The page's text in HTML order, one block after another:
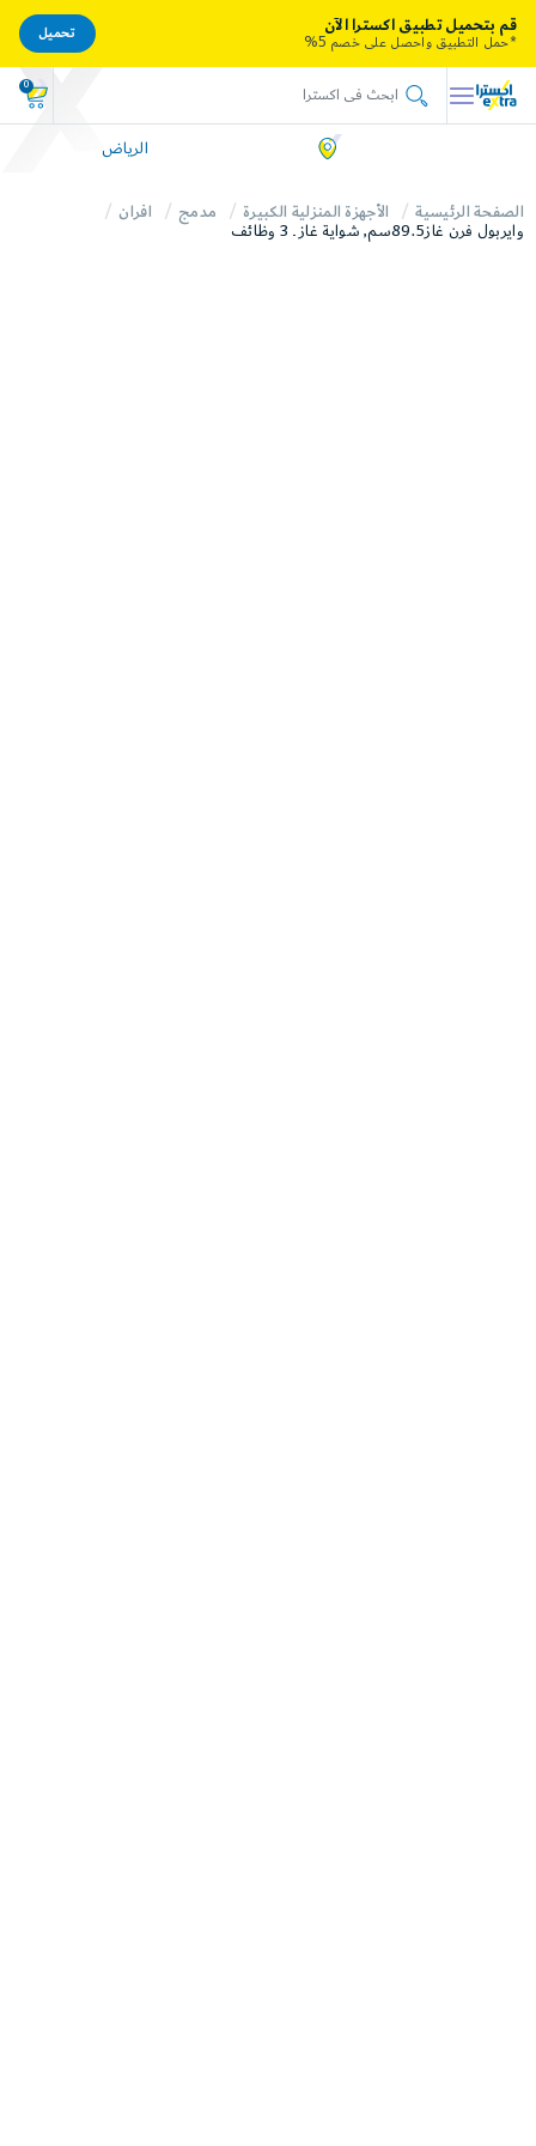
0
الرياض
الصفحة الرئيسية الأجهزة المنزلية الكبيرة مدمج
افران
وايربول فرن غاز89.5سم, شواية غاز ـ 3 وظائف
قم بتحميل تطبيق اكسترا الآن
*حمل التطبيق واحصل على خصم 5%
تحميل